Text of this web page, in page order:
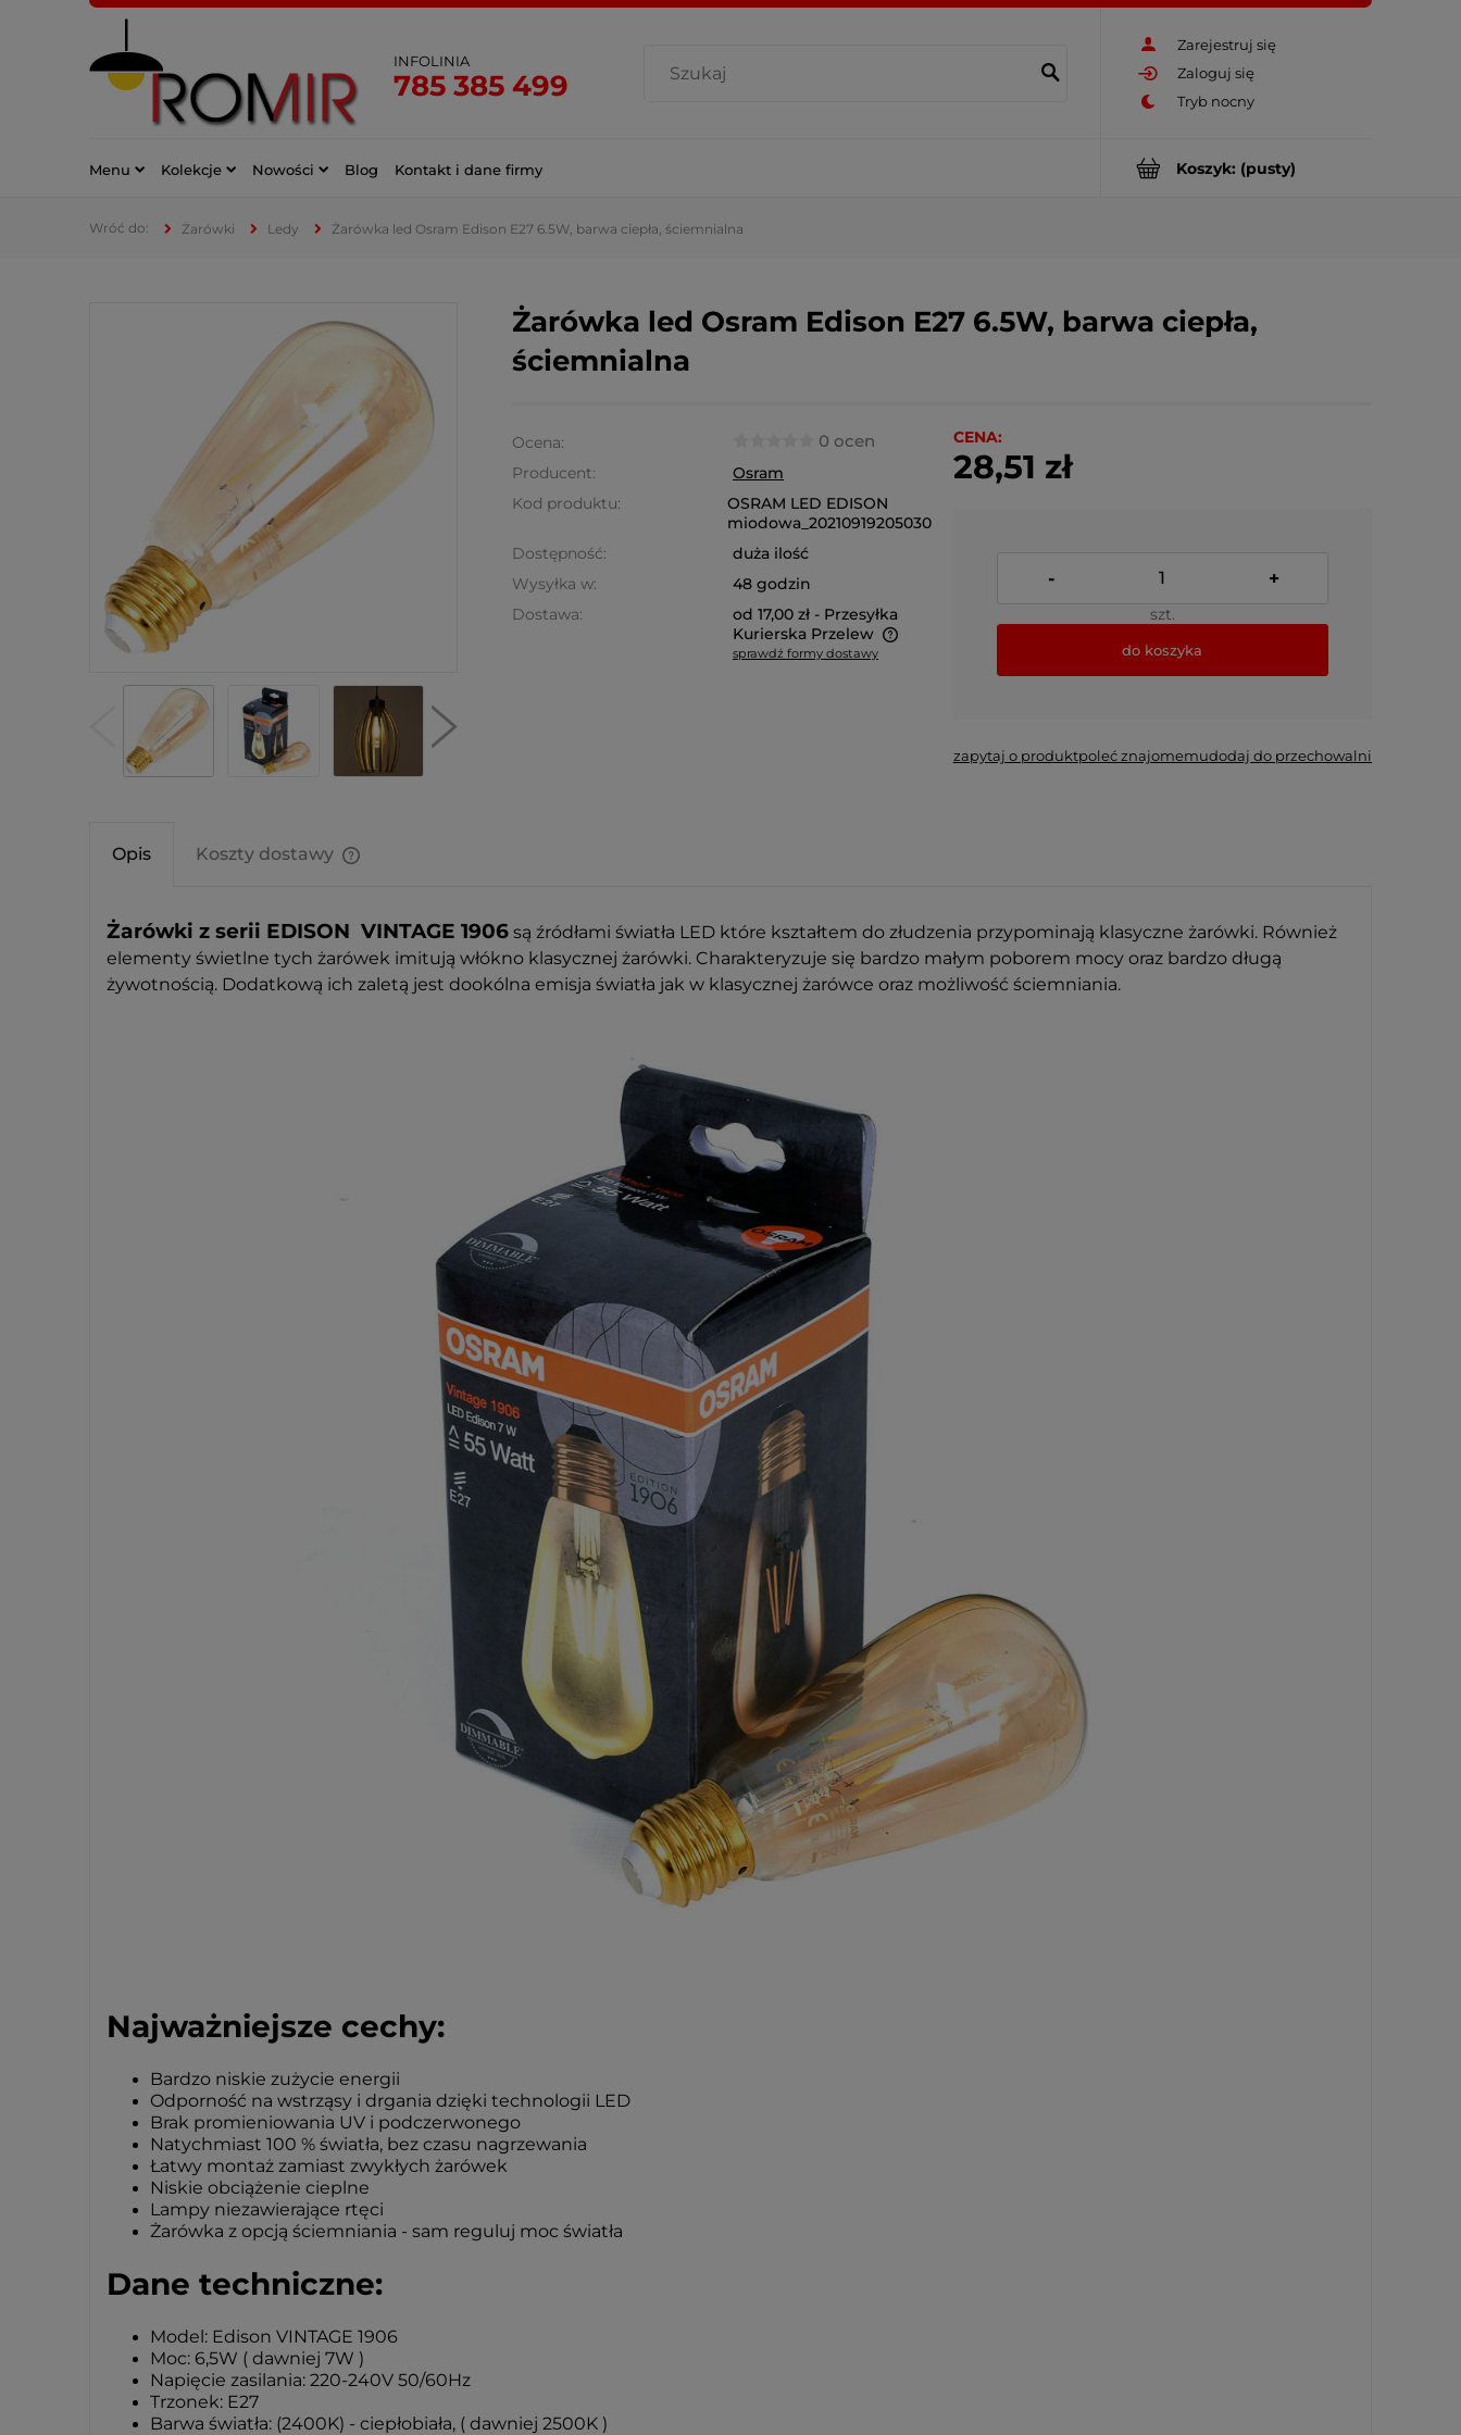
Zarejestruj się
Zaloguj się
INFOLINIA
785 385 499
Koszyk: (pusty)
Menu Kolekcje Nowości Blog Kontakt i dane firmy
Żarówki Ledy Żarówka led Osram Edison E27 6.5W, barwa ciepła, ściemnialna
Żarówka led Osram Edison E27 6.5W, barwa ciepła,
ściemnialna
Ocena: 0 ocen
Producent:
Osram
Kod produktu:
OSRAM LED EDISON
miodowa_20210919205030
Dostępność:
duża ilość
Wysyłka w:
48 godzin
Dostawa:
od 17,00 zł - Przesyłka
Kurierska Przelew
sprawdź formy dostawy
CENA:
28,51 zł
- +
szt.
do koszyka
zapytaj o produktpoleć znajomemudodaj do przechowalni
Opis Koszty dostawy
kosztów płatności
Żarówki z serii EDISON VINTAGE 1906 są źródłami światła LED które kształtem do złudzenia przypominają klasyczne żarówki. Również
elementy świetlne tych żarówek imitują włókno klasycznej żarówki. Charakteryzuje się bardzo małym poborem mocy oraz bardzo długą
żywotnością. Dodatkową ich zaletą jest dookólna emisja światła jak w klasycznej żarówce oraz możliwość ściemniania.
Najważniejsze cechy:
Bardzo niskie zużycie energii
Odporność na wstrząsy i drgania dzięki technologii LED
Brak promieniowania UV i podczerwonego
Natychmiast 100 % światła, bez czasu nagrzewania
Łatwy montaż zamiast zwykłych żarówek
Niskie obciążenie cieplne
Lampy niezawierające rtęci
Żarówka z opcją ściemniania - sam reguluj moc światła
Dane techniczne:
Model: Edison VINTAGE 1906
Moc: 6,5W ( dawniej 7W )
Napięcie zasilania: 220-240V 50/60Hz
Trzonek: E27
Barwa światła: (2400K) - ciepłobiała, ( dawniej 2500K )